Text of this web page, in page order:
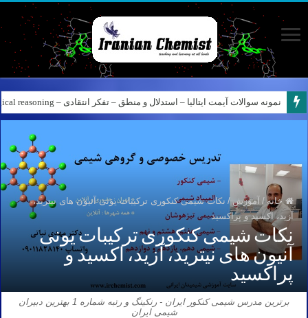
نمونه سوالات آیمت ایتالیا – استدلال و منطق – تفکر انتقادی – Logical reasoning – پارت ۸
کانال آیمت ایتالیا در نرم افزار بله – کانال شیمی آیمت استاد نباتی
خانه / آموزش / نکات شیمی کنکوری ترکیبات یونی آنیون های نیترید،
آزید، اکسید و پراکسید
نکات شیمی کنکوری ترکیبات یونی
آنیون های نیترید، آزید، اکسید و
پراکسید
برترین مدرس شیمی کنکور ایران - رنکینگ و رتبه شماره 1 بهترین دبیران
شیمی ایران